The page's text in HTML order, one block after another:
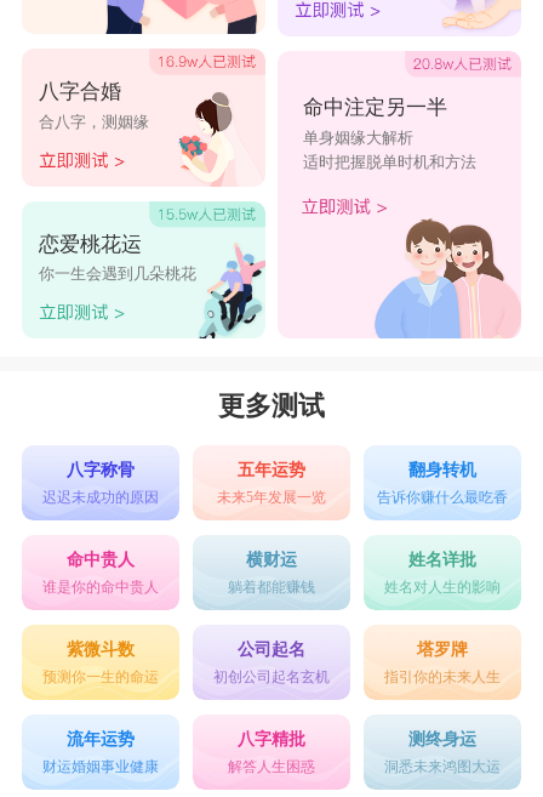
八字合婚
合八字，测姻缘
恋爱桃花运
你一生会遇到几朵桃花
命中注定另一半
单身姻缘大解析
适时把握脱单时机和方法
更多测试
八字称骨
迟迟未成功的原因
五年运势
未来5年发展一览
翻身转机
告诉你赚什么最吃香
命中贵人
谁是你的命中贵人
横财运
躺着都能赚钱
姓名详批
姓名对人生的影响
紫微斗数
预测你一生的命运
公司起名
初创公司起名玄机
塔罗牌
指引你的未来人生
流年运势
财运婚姻事业健康
八字精批
解答人生困惑
测终身运
洞悉未来鸿图大运